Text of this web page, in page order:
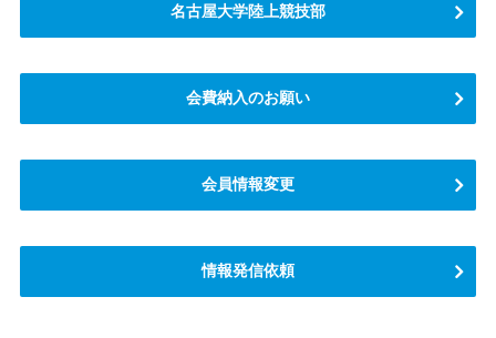
名古屋大学陸上競技部
会費納入のお願い
会員情報変更
情報発信依頼